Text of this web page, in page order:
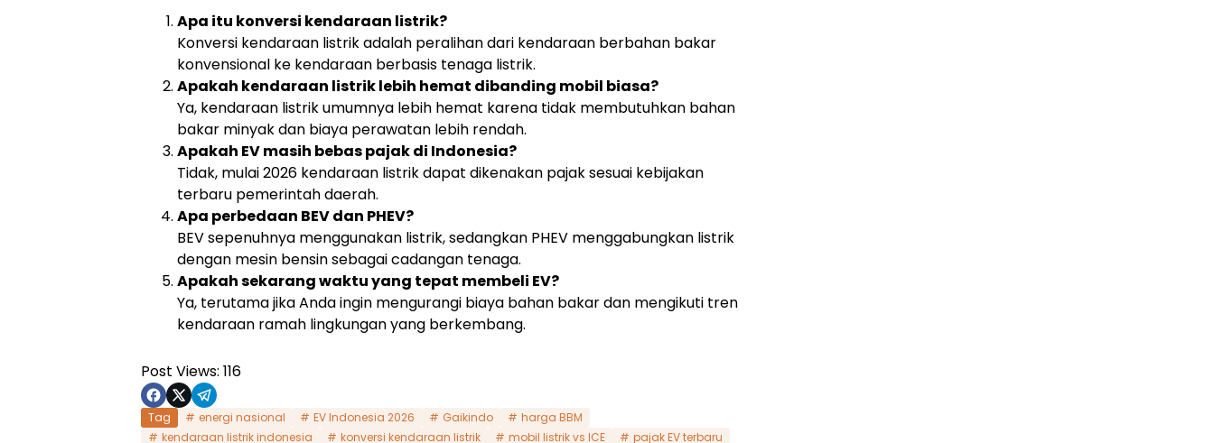
Apa itu konversi kendaraan listrik?
Konversi kendaraan listrik adalah peralihan dari kendaraan berbahan bakar
konvensional ke kendaraan berbasis tenaga listrik.
Apakah kendaraan listrik lebih hemat dibanding mobil biasa?
Ya, kendaraan listrik umumnya lebih hemat karena tidak membutuhkan bahan
bakar minyak dan biaya perawatan lebih rendah.
Apakah EV masih bebas pajak di Indonesia?
Tidak, mulai 2026 kendaraan listrik dapat dikenakan pajak sesuai kebijakan
terbaru pemerintah daerah.
Apa perbedaan BEV dan PHEV?
BEV sepenuhnya menggunakan listrik, sedangkan PHEV menggabungkan listrik
dengan mesin bensin sebagai cadangan tenaga.
Apakah sekarang waktu yang tepat membeli EV?
Ya, terutama jika Anda ingin mengurangi biaya bahan bakar dan mengikuti tren
kendaraan ramah lingkungan yang berkembang.
Post Views: 116
Tag energi nasional EV Indonesia 2026 Gaikindo
harga BBM
kendaraan listrik indonesia
konversi kendaraan listrik mobil listrik vs ICE pajak EV terbaru